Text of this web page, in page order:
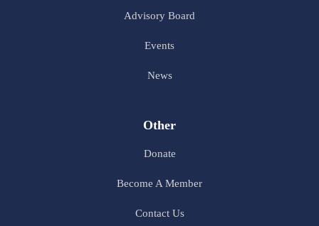
Advisory Board
Events
News
Other
Donate
Become A Member
Contact Us